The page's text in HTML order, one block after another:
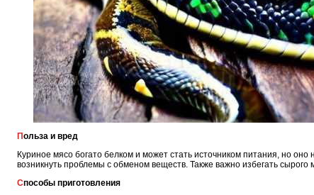
Польза и вред
Куриное мясо богато белком и может стать источником питания, но
возникнуть проблемы с обменом веществ. Также важно избегать сырого
Способы приготовления